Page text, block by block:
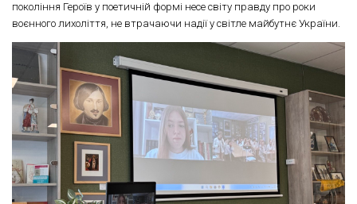
покоління Героїв у поетичній формі несе світу правду про роки
воєнного лихоліття, не втрачаючи надії у світле майбутнє України.